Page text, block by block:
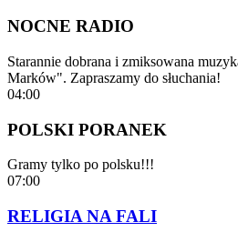
NOCNE RADIO
Starannie dobrana i zmiksowana
Marków". Zapraszamy do słuchania!
04:00
POLSKI PORANEK
Gramy tylko po polsku!!!
07:00
RELIGIA NA FALI